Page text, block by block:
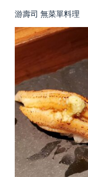
游壽司 無菜單料理